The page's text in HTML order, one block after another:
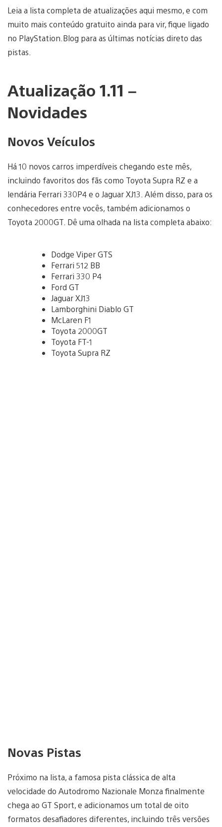
Leia a lista completa de atualizações aqui mesmo, e com
muito mais conteúdo gratuito ainda para vir, fique ligado
no PlayStation.Blog para as últimas notícias direto das
pistas.
Atualização 1.11 –
Novidades
Novos Veículos
Há 10 novos carros imperdíveis chegando este mês,
incluindo favoritos dos fãs como Toyota Supra RZ e a
lendária Ferrari 330P4 e o Jaguar XJ13. Além disso, para os
conhecedores entre vocês, também adicionamos o
Toyota 2000GT. Dê uma olhada na lista completa abaixo:
Dodge Viper GTS
Ferrari 512 BB
Ferrari 330 P4
Ford GT
Jaguar XJ13
Lamborghini Diablo GT
McLaren F1
Toyota 2000GT
Toyota FT-1
Toyota Supra RZ
Novas Pistas
Próximo na lista, a famosa pista clássica de alta
velocidade do Autodromo Nazionale Monza finalmente
chega ao GT Sport, e adicionamos um total de oito
formatos desafiadores diferentes, incluindo três versões